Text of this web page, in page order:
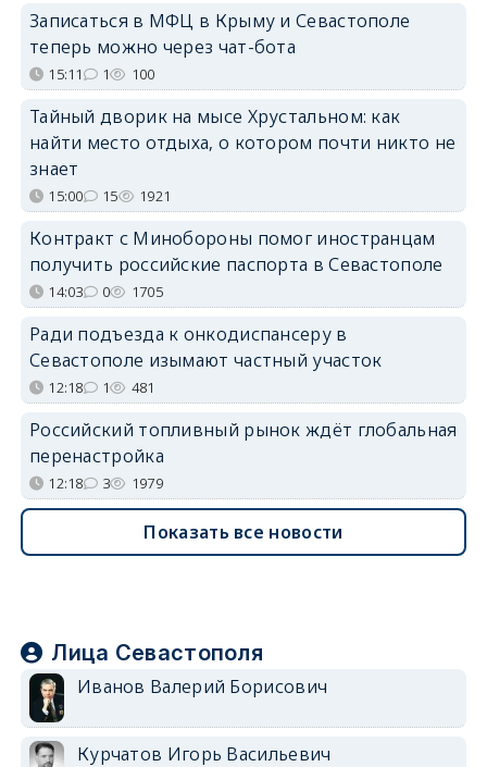
Записаться в МФЦ в Крыму и Севастополе
теперь можно через чат-бота
15:11 1 100
Тайный дворик на мысе Хрустальном: как
найти место отдыха, о котором почти никто не
знает
15:00 15 1921
Контракт с Минобороны помог иностранцам
получить российские паспорта в Севастополе
14:03 0 1705
Ради подъезда к онкодиспансеру в
Севастополе изымают частный участок
12:18 1 481
Российский топливный рынок ждёт глобальная
перенастройка
12:18 3 1979
Показать все новости
Лица Севастополя
Иванов Валерий Борисович
Курчатов Игорь Васильевич